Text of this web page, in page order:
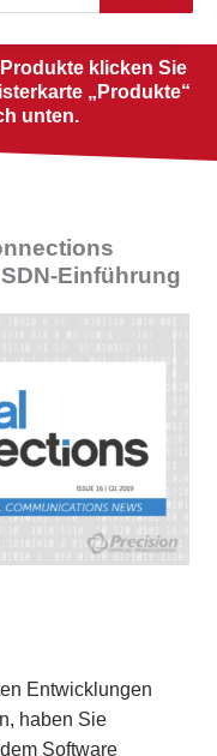
klicken Sie
„Produkte“
unten.
Einführung
Entwicklungen
haben Sie
Software